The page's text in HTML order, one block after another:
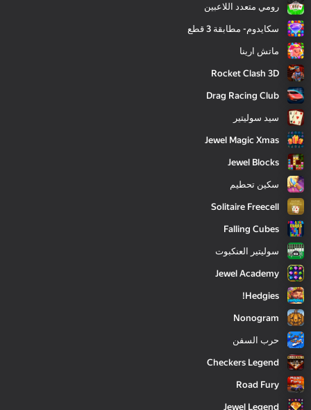
رومي متعدد اللاعبين
سكايدوم- مطابقة 3 قطع
ماتش ارينا
Rocket Clash 3D
Drag Racing Club
سيد سوليتير
Jewel Magic Xmas
Jewel Blocks
سكين تحطيم
Solitaire Freecell
Falling Cubes
سوليتير العنكبوت
Jewel Academy
Hedgies!
Nonogram
حرب السفن
Checkers Legend
Road Fury
Jewel Legend